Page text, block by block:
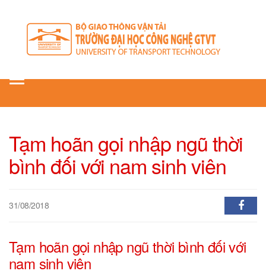
Toggle
Tạm hoãn gọi nhập ngũ thời
bình đối với nam sinh viên
31/08/2018
Tạm hoãn gọi nhập ngũ thời bình đối với
nam sinh viên